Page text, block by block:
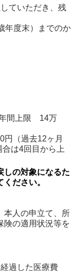
ていただき、残
年度末）までのか
間上限 14万
（過去12ヶ月
は4回目から上
しの対象になるた
ださい。
人の申立て、所
険の適用状況等を
過した医療費